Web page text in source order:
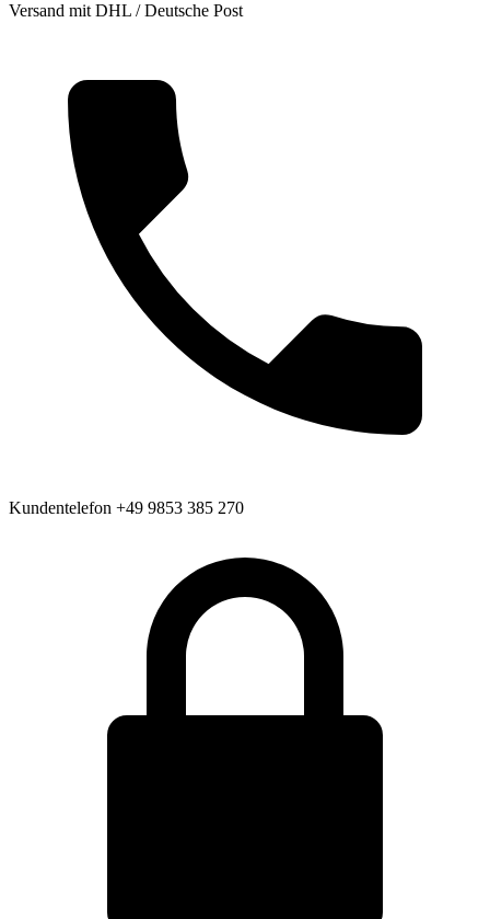
Versand mit DHL / Deutsche Post
Kundentelefon +49 9853 385 270